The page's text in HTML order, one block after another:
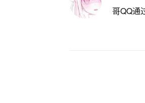
哥QQ通